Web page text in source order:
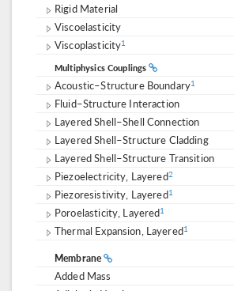
Rigid Material
Viscoelasticity
Viscoplasticity1
Multiphysics Couplings
Acoustic–Structure Boundary1
Fluid–Structure Interaction
Layered Shell–Shell Connection
Layered Shell–Structure Cladding
Layered Shell–Structure Transition
Piezoelectricity, Layered2
Piezoresistivity, Layered1
Poroelasticity, Layered1
Thermal Expansion, Layered1
Membrane
Added Mass